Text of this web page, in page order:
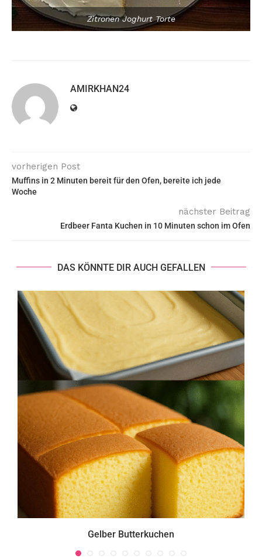
Zitronen Joghurt Torte
AMIRKHAN24
vorherigen Post
Muffins in 2 Minuten bereit für den Ofen, bereite ich jede
Woche
nächster Beitrag
Erdbeer Fanta Kuchen in 10 Minuten schon im Ofen
DAS KÖNNTE DIR AUCH GEFALLEN
Gelber Butterkuchen